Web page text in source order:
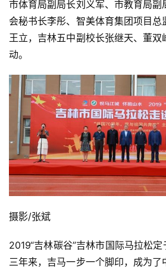
市体育局副局长刘义军、市教育局副
会秘书长李彤、智美体育集团项目
王立，吉林五中副校长张继天、董
动。
摄影/张斌
2019“吉林碳谷”吉林市国际马拉松定
三年来，吉马一步一个脚印，成为了